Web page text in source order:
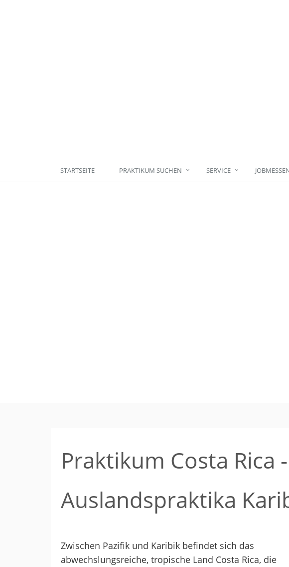
STARTSEITE PRAKTIKUM SUCHEN SERVICE
Praktikum Costa Rica -
Auslandspraktika
Zwischen Pazifik und Karibik befindet sich das
abwechslungsreiche, tropische Land Costa Rica, die